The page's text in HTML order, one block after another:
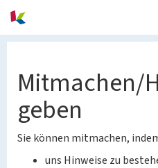
Mitmachen/
geben
Sie können mitmachen,
uns Hinweise zu